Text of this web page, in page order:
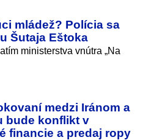
mládež? Polícia sa
Šutaja Eštoka
ministerstva vnútra „Na
medzi Iránom a
bude konflikt v
financie a predaj ropy